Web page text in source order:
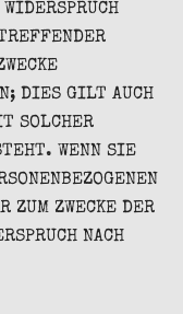
DIES GILT AUCH
SOLCHER
WENN SIE
ZUM ZWECKE DER
NACH